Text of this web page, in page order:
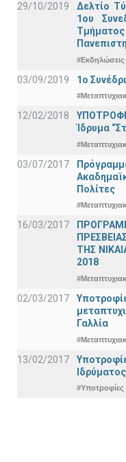
29/10/2019
Δελτίο
1ου
#Εκδηλώσεις
03/09/2019 1ο
12/02/2018
Ίδρυμα
03/07/2017
Πολίτες
16/03/2017
ΤΗΣ
2018
02/03/2017
Γαλλία
13/02/2017
#Υποτροφίες